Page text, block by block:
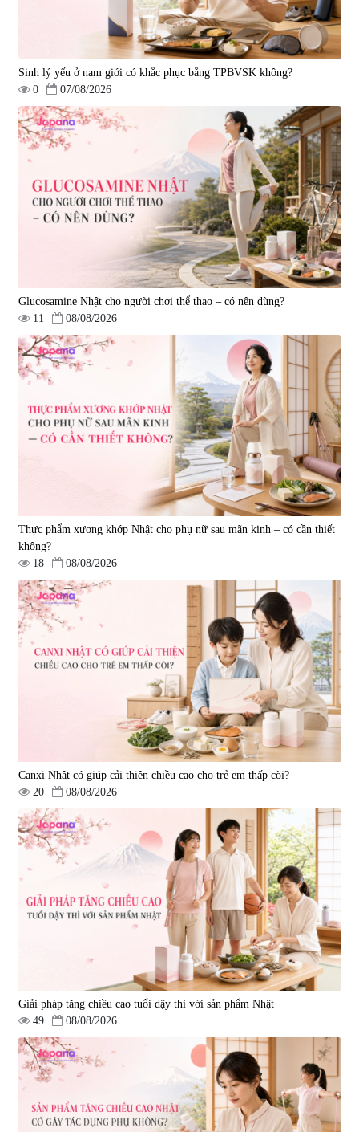
Viên uống hỗ trợ tăng cường
sinh lý nam Fujina Monster Shot
880.000 đ
Viên uống chống lão hóa, tăng
sức khỏe Yangmiwa NMN 60
viên
|42.588
5.500.000 đ
Viên uống phòng ngừa đột quỵ,
tai biến Nattokinase Nano
Premium 120 viên
2.290.000 đ
Sinh lý yếu ở nam giới có khắc phục bằng TPBVSK không?
0
07/08/2026
Glucosamine Nhật cho người chơi thể thao – có nên dùng?
11
08/08/2026
Thực phẩm xương khớp Nhật cho phụ nữ sau mãn kinh – có cần thiết
không?
18
08/08/2026
Canxi Nhật có giúp cải thiện chiều cao cho trẻ em thấp còi?
20
08/08/2026
Giải pháp tăng chiều cao tuổi dậy thì với sản phẩm Nhật
49
08/08/2026